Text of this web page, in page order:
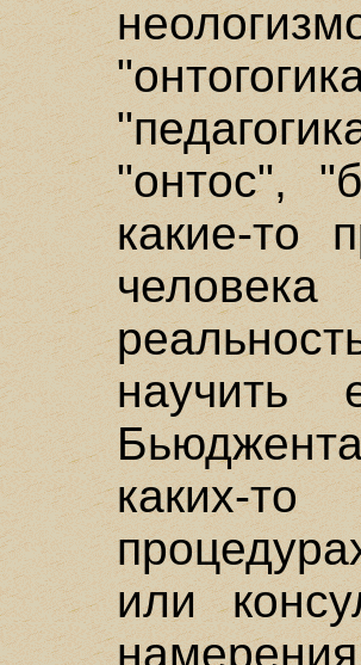
"онтос",
какие-то
научить
каких-
или